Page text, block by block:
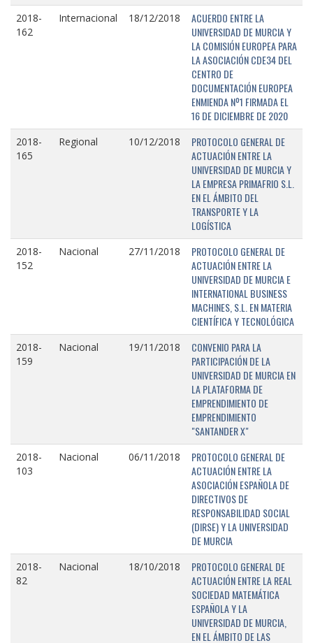
2018-
162
Internacional 18/12/2018
ACUERDO ENTRE LA
UNIVERSIDAD DE MURCIA Y
LA COMISIÓN EUROPEA PARA
LA ASOCIACIÓN CDE34 DEL
CENTRO DE
DOCUMENTACIÓN EUROPEA
ENMIENDA Nº1 FIRMADA EL
16 DE DICIEMBRE DE 2020
2018-
165
Regional 10/12/2018
PROTOCOLO GENERAL DE
ACTUACIÓN ENTRE LA
UNIVERSIDAD DE MURCIA Y
LA EMPRESA PRIMAFRIO S.L.
EN EL ÁMBITO DEL
TRANSPORTE Y LA
LOGÍSTICA
2018-
152
Nacional 27/11/2018
PROTOCOLO GENERAL DE
ACTUACIÓN ENTRE LA
UNIVERSIDAD DE MURCIA E
INTERNATIONAL BUSINESS
MACHINES, S.L. EN MATERIA
CIENTÍFICA Y TECNOLÓGICA
2018-
159
Nacional 19/11/2018
CONVENIO PARA LA
PARTICIPACIÓN DE LA
UNIVERSIDAD DE MURCIA EN
LA PLATAFORMA DE
EMPRENDIMIENTO DE
EMPRENDIMIENTO
"SANTANDER X"
2018-
103
Nacional 06/11/2018
PROTOCOLO GENERAL DE
ACTUACIÓN ENTRE LA
ASOCIACIÓN ESPAÑOLA DE
DIRECTIVOS DE
RESPONSABILIDAD SOCIAL
(DIRSE) Y LA UNIVERSIDAD
DE MURCIA
2018-
82
Nacional 18/10/2018
PROTOCOLO GENERAL DE
ACTUACIÓN ENTRE LA REAL
SOCIEDAD MATEMÁTICA
ESPAÑOLA Y LA
UNIVERSIDAD DE MURCIA,
EN EL ÁMBITO DE LAS